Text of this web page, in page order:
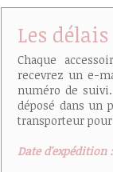
Les délais
Chaque
recevrez un e-
numéro de
déposé dans un
transporteur
Date d'expédition